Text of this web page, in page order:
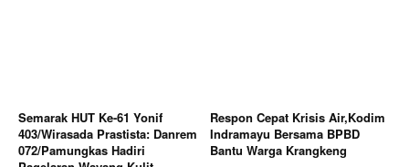
Semarak HUT Ke-61 Yonif
403/Wirasada Prastista: Danrem
072/Pamungkas Hadiri
Respon Cepat Krisis Air,Kodim
Indramayu Bersama BPBD
Bantu Warga Krangkeng